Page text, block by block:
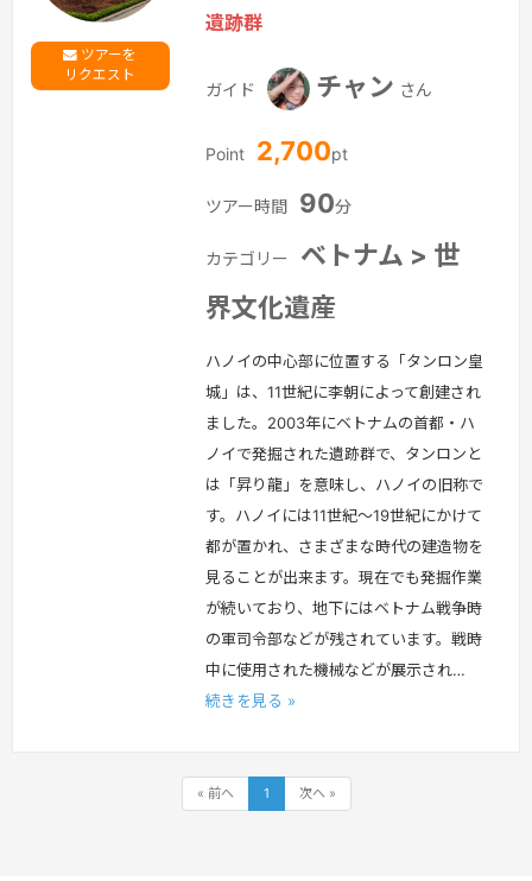
ツアーを
リクエスト
遺跡群
ガイド チャン さん
Point 2,700pt
ツアー時間 90分
カテゴリー
ベトナム > 世
界文化遺産
ハノイの中心部に位置する「タンロン皇
城」は、11世紀に李朝によって創建され
ました。2003年にベトナムの首都・ハ
ノイで発掘された遺跡群で、タンロンと
は「昇り龍」を意味し、ハノイの旧称で
す。ハノイには11世紀～19世紀にかけて
都が置かれ、さまざまな時代の建造物を
見ることが出来ます。現在でも発掘作業
が続いており、地下にはベトナム戦争時
の軍司令部などが残されています。戦時
中に使用された機械などが展示され…
続きを見る »
« 前へ 1 次へ »